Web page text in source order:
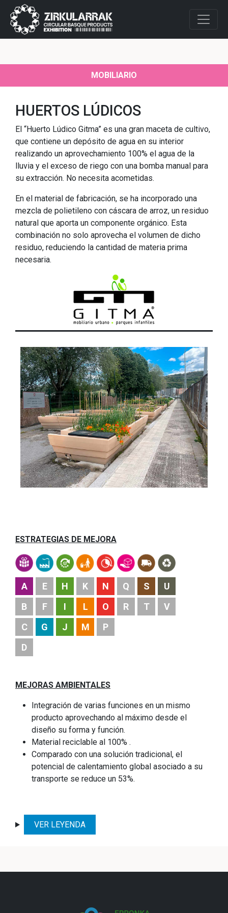
MOBILIARIO
HUERTOS LÚDICOS
El “Huerto Lúdico Gitma” es una gran maceta de cultivo,
que contiene un depósito de agua en su interior
realizando un aprovechamiento 100% el agua de la
lluvia y el exceso de riego con una bomba manual para
su extracción. No necesita acometidas.
En el material de fabricación, se ha incorporado una
mezcla de polietileno con cáscara de arroz, un residuo
natural que aporta un componente orgánico. Esta
combinación no solo aprovecha el volumen de dicho
residuo, reduciendo la cantidad de materia prima
necesaria.
ESTRATEGIAS DE MEJORA
A
B
C
D
E
F
G
H
I
J
K
L
M
N
O
P
Q
R
S
T
U
V
MEJORAS AMBIENTALES
Integración de varias funciones en un mismo
producto aprovechando al máximo desde el
diseño su forma y función.
Material reciclable al 100% .
Comparado con una solución tradicional, el
potencial de calentamiento global asociado a su
transporte se reduce un 53%.
VER LEYENDA